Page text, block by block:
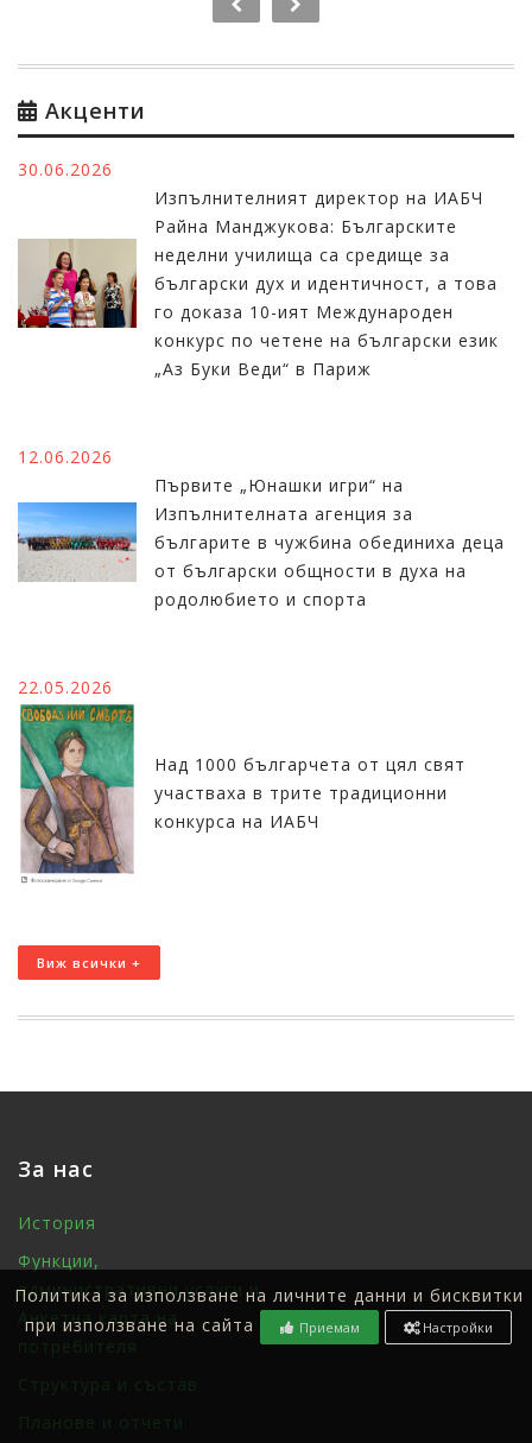
Акценти
30.06.2026
Изпълнителният директор на ИАБЧ
Райна Манджукова: Българските
неделни училища са средище за
български дух и идентичност, а това
го доказа 10-ият Международен
конкурс по четене на български език
„Аз Буки Веди“ в Париж
12.06.2026
Първите „Юнашки игри“ на
Изпълнителната агенция за
българите в чужбина обединиха деца
от български общности в духа на
родолюбието и спорта
22.05.2026
Над 1000 българчета от цял свят
участваха в трите традиционни
конкурса на ИАБЧ
Виж всички +
За нас
История
Функции,
административни услуги и
Анкетна карта на
потребителя
Структура и състав
Планове и отчети
Политика за използване на личните данни и бисквитки
при използване на сайта
Приемам Настройки